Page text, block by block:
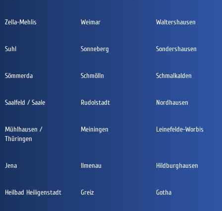
Zella-Mehlis Weimar Waltershausen
Suhl Sonneberg Sondershausen
Sömmerda Schmölln Schmalkalden
Saalfeld / Saale Rudolstadt Nordhausen
Mühlhausen /
Thüringen
Meiningen Leinefelde-Worbis
Jena Ilmenau Hildburghausen
Heilbad Heiligenstadt Greiz Gotha